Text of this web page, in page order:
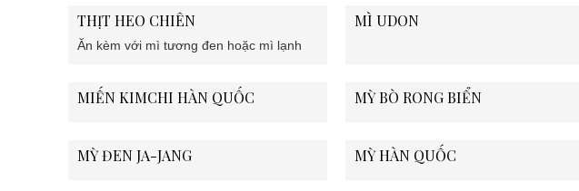
sức khỏe.
THỊT HEO CHIÊN
Ăn kèm với mì tương đen hoặc mì lạnh
MÌ UDON
MIẾN KIMCHI HÀN QUỐC MỲ BÒ RONG BIỂN
MỲ ĐEN JA-JANG MỲ HÀN QUỐC